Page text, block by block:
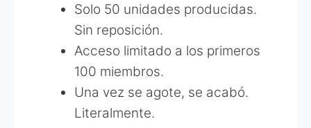
Solo 50 unidades producidas.
Sin reposición.
Acceso limitado a los primeros
100 miembros.
Una vez se agote, se acabó.
Literalmente.